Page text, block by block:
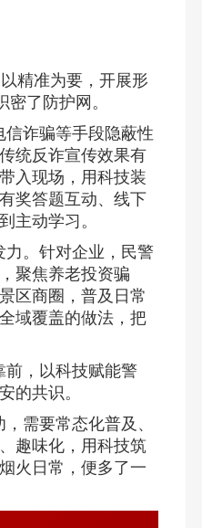
精准为要，开展形
了防护网。
诈骗等手段隐蔽性
统反诈宣传效果有
入现场，用科技装
奖答题互动、线下
主动学习。
力。针对企业，民警
聚焦养老投资骗
区商圈，普及日常
域覆盖的做法，把
前，以科技赋能警
的共识。
需要常态化普及、
趣味化，用科技筑
火日常，便多了一